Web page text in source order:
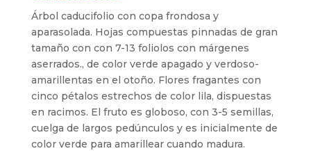
Árbol caducifolio con copa frondosa y
aparasolada. Hojas compuestas pinnadas de gran
tamaño con con 7-13 foliolos con márgenes
aserrados., de color verde apagado y verdoso-
amarillentas en el otoño. Flores fragantes con
cinco pétalos estrechos de color lila, dispuestas
en racimos. El fruto es globoso, con 3-5 semillas,
cuelga de largos pedúnculos y es inicialmente de
color verde para amarillear cuando madura.